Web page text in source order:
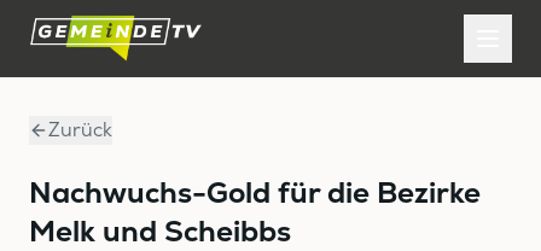
Zurück
Nachwuchs-Gold für die Bezirke
Melk und Scheibbs